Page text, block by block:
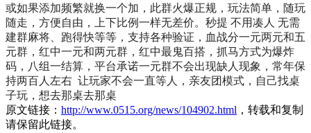
或如果添加频繁就换一个加，此群火爆正规，玩法简单，随玩
随走，方便自由，上下比例一样无差价。秒提 不用凑人 无需
建群麻将、跑得快等等，支持各种验证，血战分一元两元和五
元群，红中一元和两元群，红中最鬼百搭，抓马方式为爆炸
码，八组一结算，平台承诺一元群不会出现缺人现象，常年保
持两百人左右 让玩家不会一直等人，亲友团模式，自己找桌
子玩，想去那桌去那桌
原文链接： http://www.0515.org/news/104902.html ，转载和复制
请保留此链接。